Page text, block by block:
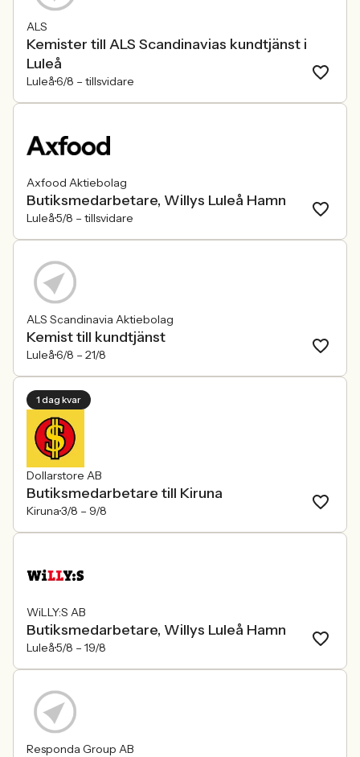
ALS
Kemister till ALS Scandinavias kundtjänst i
Luleå
Luleå6/8 – tillsvidare
Axfood Aktiebolag
Butiksmedarbetare, Willys Luleå Hamn
Luleå5/8 – tillsvidare
ALS Scandinavia Aktiebolag
Kemist till kundtjänst
Luleå6/8 – 21/8
1 dag kvar
Dollarstore AB
Butiksmedarbetare till Kiruna
Kiruna3/8 – 9/8
WiLLY:S AB
Butiksmedarbetare, Willys Luleå Hamn
Luleå5/8 – 19/8
Responda Group AB